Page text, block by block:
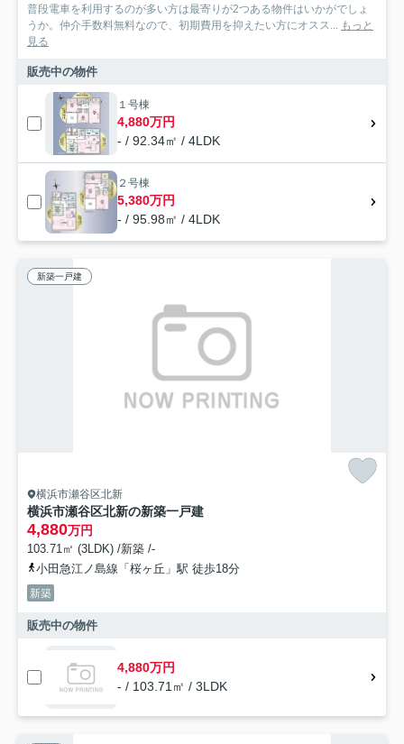
普段電車を利用するのが多い方は最寄りが2つある物件はいかがでしょ
うか。仲介手数料無料なので、初期費用を抑えたい方にオスス... もっと
見る
販売中の物件
１号棟
4,880万円
- / 92.34㎡ / 4LDK
２号棟
5,380万円
- / 95.98㎡ / 4LDK
新築一戸建
横浜市瀬谷区北新
横浜市瀬谷区北新の新築一戸建
4,880万円
103.71㎡ (3LDK) /新築 /-
小田急江ノ島線「桜ヶ丘」駅 徒歩18分
新築
販売中の物件
4,880万円
- / 103.71㎡ / 3LDK